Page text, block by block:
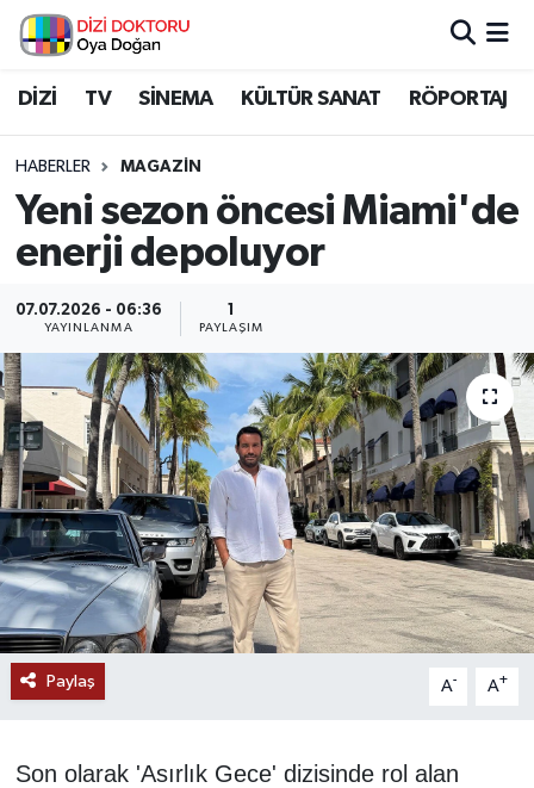
DİZİ TV SİNEMA KÜLTÜR SANAT RÖPORTAJ
HABERLER MAGAZİN
Yeni sezon öncesi Miami'de
enerji depoluyor
07.07.2026 - 06:36
YAYINLANMA
1
PAYLAŞIM
Paylaş A- A+
Son olarak 'Asırlık Gece' dizisinde rol alan
İstanbul Nöbetçi Eczaneler
İstanbul Namaz Vakitleri
İstanbul Trafik Yoğunluk Haritası
Süper Lig Puan Durumu ve Fikstür
Tüm Manşetler
Son Dakika Haberleri
Haber Arşivi